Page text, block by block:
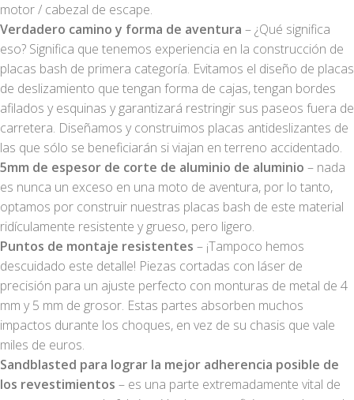
motor / cabezal de escape.
Verdadero camino y forma de aventura – ¿Qué significa
eso? Significa que tenemos experiencia en la construcción de
placas bash de primera categoría. Evitamos el diseño de placas
de deslizamiento que tengan forma de cajas, tengan bordes
afilados y esquinas y garantizará restringir sus paseos fuera de
carretera. Diseñamos y construimos placas antideslizantes de
las que sólo se beneficiarán si viajan en terreno accidentado.
5mm de espesor de corte de aluminio de aluminio – nada
es nunca un exceso en una moto de aventura, por lo tanto,
optamos por construir nuestras placas bash de este material
ridículamente resistente y grueso, pero ligero.
Puntos de montaje resistentes – ¡Tampoco hemos
descuidado este detalle! Piezas cortadas con láser de
precisión para un ajuste perfecto con monturas de metal de 4
mm y 5 mm de grosor. Estas partes absorben muchos
impactos durante los choques, en vez de su chasis que vale
miles de euros.
Sandblasted para lograr la mejor adherencia posible de
los revestimientos – es una parte extremadamente vital de